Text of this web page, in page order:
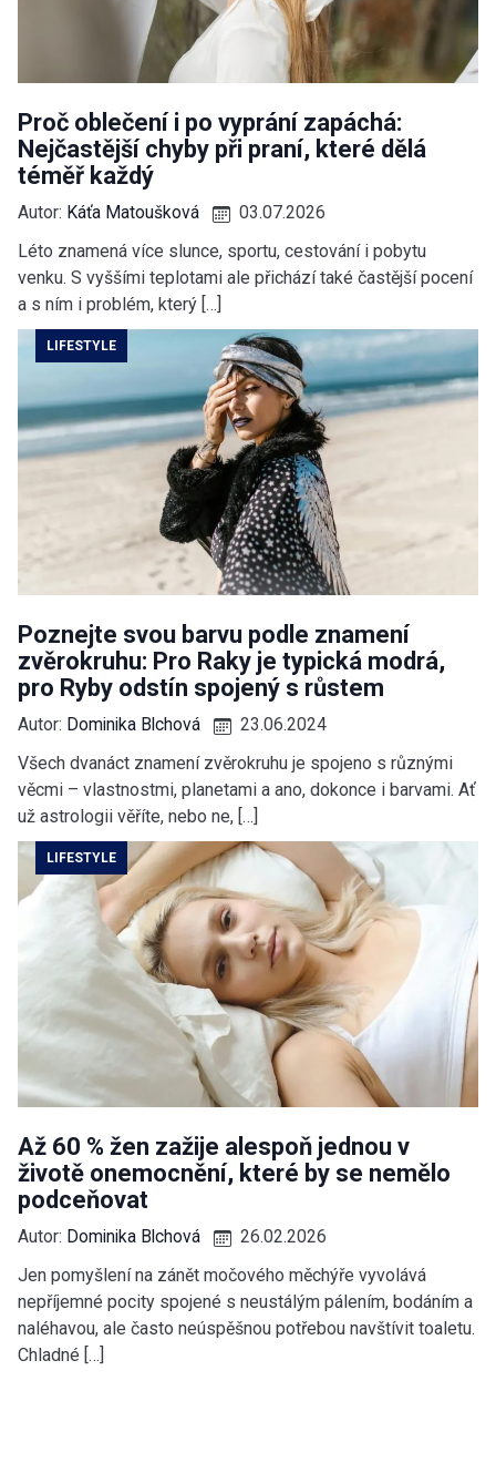
Proč oblečení i po vyprání zapáchá:
Nejčastější chyby při praní, které dělá
téměř každý
Autor: Káťa Matoušková
03.07.2026
Léto znamená více slunce, sportu, cestování i pobytu
venku. S vyššími teplotami ale přichází také častější pocení
a s ním i problém, který […]
LIFESTYLE
Poznejte svou barvu podle znamení
zvěrokruhu: Pro Raky je typická modrá,
pro Ryby odstín spojený s růstem
Autor: Dominika Blchová
23.06.2024
Všech dvanáct znamení zvěrokruhu je spojeno s různými
věcmi – vlastnostmi, planetami a ano, dokonce i barvami. Ať
už astrologii věříte, nebo ne, […]
LIFESTYLE
Až 60 % žen zažije alespoň jednou v
životě onemocnění, které by se nemělo
podceňovat
Autor: Dominika Blchová
26.02.2026
Jen pomyšlení na zánět močového měchýře vyvolává
nepříjemné pocity spojené s neustálým pálením, bodáním a
naléhavou, ale často neúspěšnou potřebou navštívit toaletu.
Chladné […]